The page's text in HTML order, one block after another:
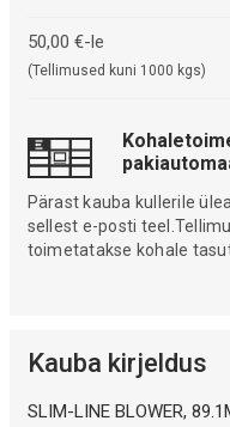
50,00 €-le
(Tellimused kuni 1000 kgs)
Pärast kauba kullerile
sellest e-posti
toimetatakse kohale
Kauba kirjeldus
SLIM-LINE BLOWER,